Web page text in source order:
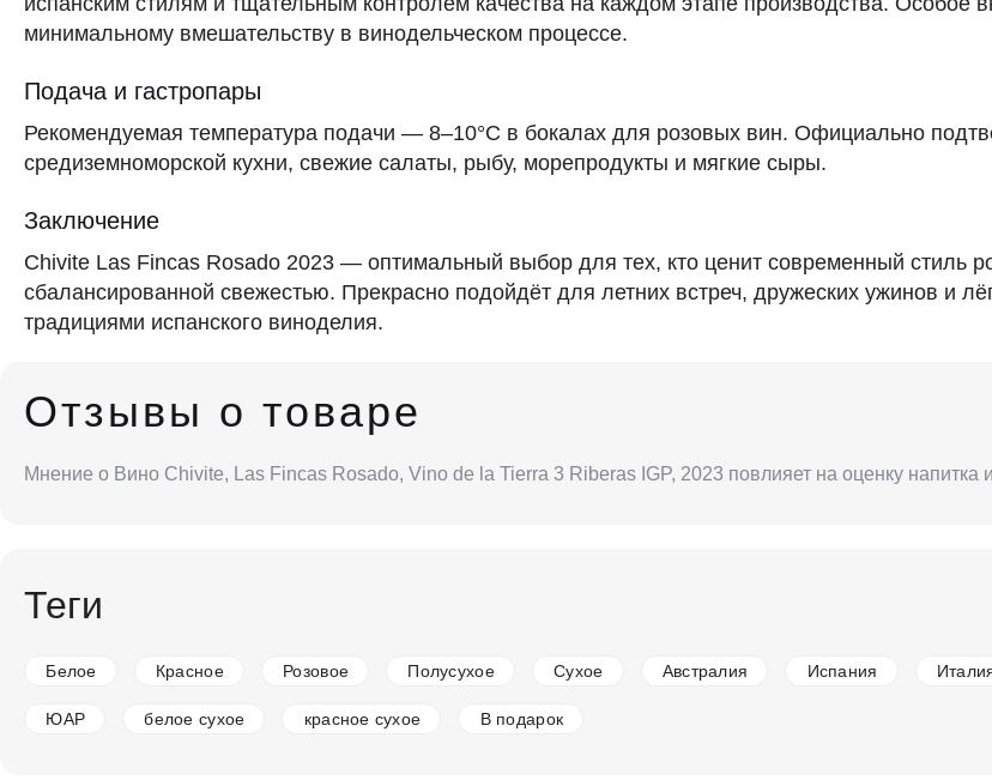
минимальному вмешательству в винодельческом процессе.
Подача и гастропары
Рекомендуемая температура подачи — 8–10°C в бокалах для розовых вин. Официально
средиземноморской кухни, свежие салаты, рыбу, морепродукты и мягкие сыры.
Заключение
Chivite Las Fincas Rosado 2023 — оптимальный выбор для тех, кто ценит современный стиль
сбалансированной свежестью. Прекрасно подойдёт для летних встреч, дружеских ужинов и
традициями испанского виноделия.
Отзывы о товаре
Мнение о Вино Chivite, Las Fincas Rosado, Vino de la Tierra 3 Riberas IGP, 2023 повлияет на оценку
Теги
Белое Красное Розовое Полусухое Сухое Австралия Испания
ЮАР белое сухое красное сухое В подарок